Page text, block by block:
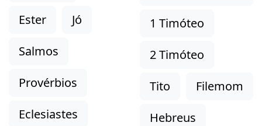
Ester
Jó
Salmos
Provérbios
Eclesiastes
1 Timóteo
2 Timóteo
Tito
Filemom
Hebreus